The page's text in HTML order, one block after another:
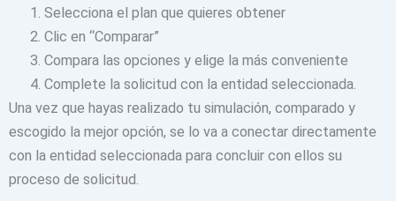
Selecciona el plan que quieres obtener
Clic en “Comparar”
Compara las opciones y elige la más conveniente
Complete la solicitud con la entidad seleccionada.
Una vez que hayas realizado tu simulación, comparado y
escogido la mejor opción, se lo va a conectar directamente
con la entidad seleccionada para concluir con ellos su
proceso de solicitud.